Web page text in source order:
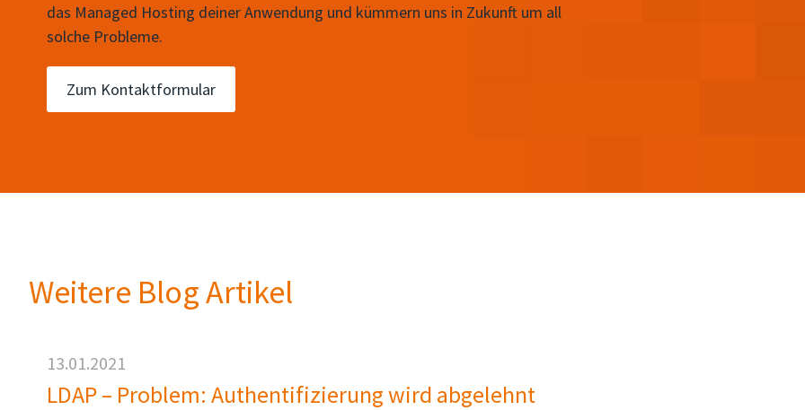
das Managed Hosting deiner Anwendung und kümmern uns in Zukunft um all
solche Probleme.
Zum Kontaktformular
Weitere Blog Artikel
13.01.2021
LDAP – Problem: Authentifizierung wird abgelehnt